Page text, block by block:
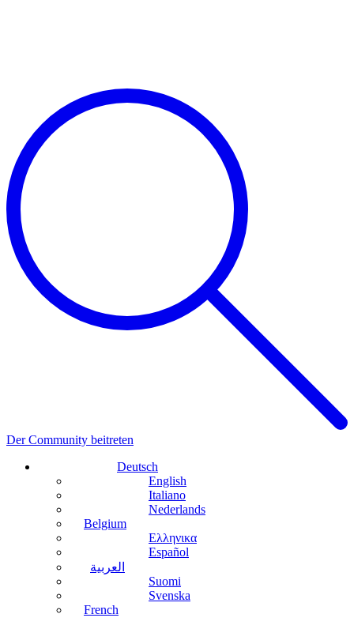
Der Community beitreten
Deutsch
English
Italiano
Nederlands
Belgium
Ελληνικα
Español
العربية
Suomi
Svenska
French